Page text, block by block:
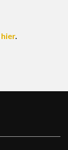
hier.